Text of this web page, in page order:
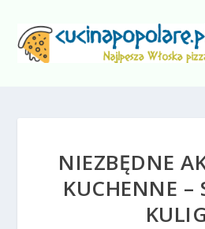
NIEZBĘDNE
KUCHENNE –
KULIG